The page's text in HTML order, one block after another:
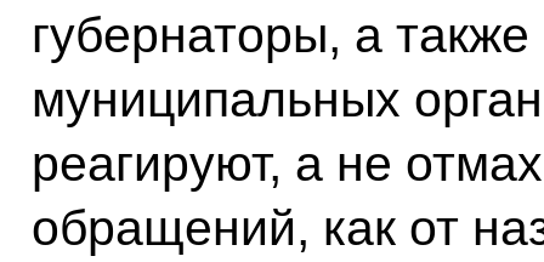
губернаторы, а
муниципальных
реагируют, а не
обращений, как от